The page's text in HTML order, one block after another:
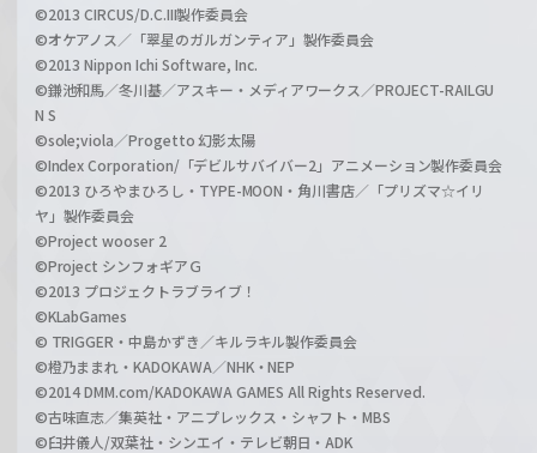
©2013 CIRCUS/D.C.III製作委員会
©オケアノス／「翠星のガルガンティア」製作委員会
©2013 Nippon Ichi Software, Inc.
©鎌池和馬／冬川基／アスキー・メディアワークス／PROJECT-RAILGU
N S
©sole;viola／Progetto 幻影太陽
©Index Corporation/「デビルサバイバー2」アニメーション製作委員会
©2013 ひろやまひろし・TYPE-MOON・角川書店／「プリズマ☆イリ
ヤ」製作委員会
©Project wooser 2
©Project シンフォギアＧ
©2013 プロジェクトラブライブ！
©KLabGames
© TRIGGER・中島かずき／キルラキル製作委員会
©橙乃ままれ・KADOKAWA／NHK・NEP
©2014 DMM.com/KADOKAWA GAMES All Rights Reserved.
©古味直志／集英社・アニプレックス・シャフト・MBS
©臼井儀人/双葉社・シンエイ・テレビ朝日・ADK